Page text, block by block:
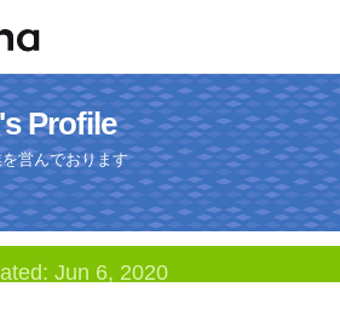
Profile
営んでおります
Jun 6, 2020